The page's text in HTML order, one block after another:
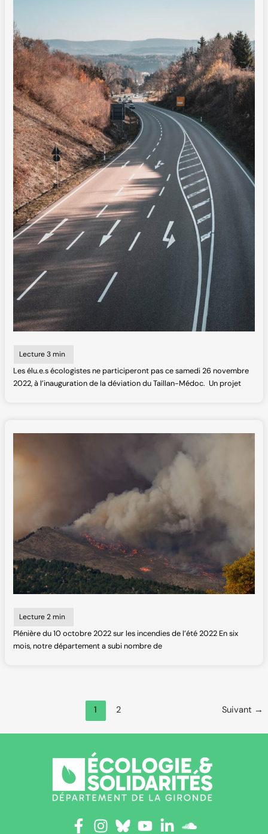
Les élu.e.s écologistes ne participeront pas ce samedi 26 novembre
2022, à l’inauguration de la déviation du Taillan-Médoc. Un projet
Plénière du 10 octobre 2022 sur les incendies de l’été 2022 En six
mois, notre département a subi nombre de
1 2 Suivant →